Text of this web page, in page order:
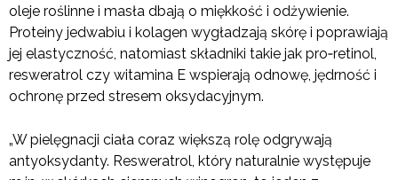
oleje roślinne i masła dbają o miękkość i odżywienie.
Proteiny jedwabiu i kolagen wygładzają skórę i poprawiają
jej elastyczność, natomiast składniki takie jak pro‑retinol,
resweratrol czy witamina E wspierają odnowę, jędrność i
ochronę przed stresem oksydacyjnym.
„W pielęgnacji ciała coraz większą rolę odgrywają
antyoksydanty. Resweratrol, który naturalnie występuje